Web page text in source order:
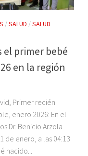
/SALUD /SALUD
el primer bebé
en la región
Primer recién
enero 2026: En el
Dr. Benicio Arzola
de enero, a las 04:13
nacido...